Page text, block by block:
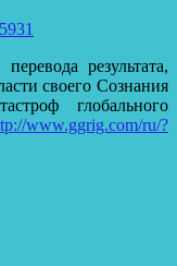
результата,
своего Сознания
глобального
www.ggrig.com/ru/?